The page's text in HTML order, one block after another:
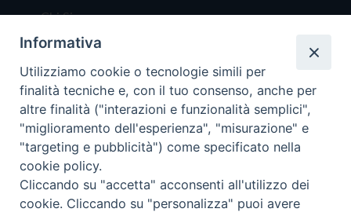
Chi Siamo
Redazione
Scrivici
Copyright © 2019 - Tutti i diritti riservati - Vita
Trentina Editrice
Informativa
Utilizziamo cookie o tecnologie simili per
finalità tecniche e, con il tuo consenso, anche per
altre finalità ("interazioni e funzionalità semplici",
"miglioramento dell'esperienza", "misurazione" e
"targeting e pubblicità") come specificato nella
cookie policy.
Cliccando su "accetta" acconsenti all'utilizzo dei
cookie. Cliccando su "personalizza" puoi avere